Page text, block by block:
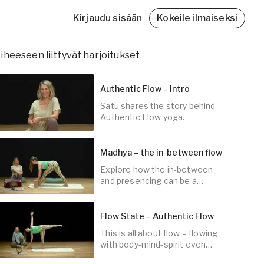
Friskvårdsbidrag
Med Yogobe Flex kan du använda hela
friskvårdsbidraget – till sista kronan!
Läs mer
Kirjaudu sisään Kokeile ilmaiseksi
liittyvät harjoitukset
5min
Authentic Flow – Intro
Satu shares the story behind
Authentic Flow yoga.
45min
Madhya – the in-between flow
Explore how the in-between
and presencing can be a
Flow State – Authentic Flow
This is all about flow – flowing
with body-mind-spirit even